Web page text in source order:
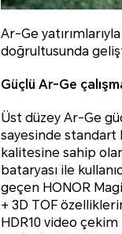
Ar-Ge
doğrultusunda
Güçlü Ar-Ge
Üst düzey Ar-Ge
sayesinde standart
kalitesine sahip
bataryası ile
geçen HONOR
+ 3D TOF
HDR10 video çekim